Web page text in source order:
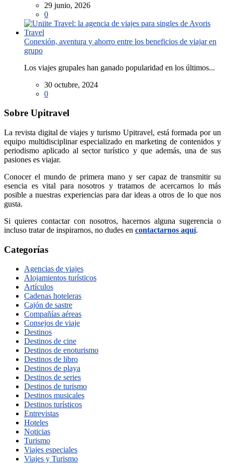
29 junio, 2026
0
Conexión, aventura y ahorro entre los beneficios de viajar en
grupo
Los viajes grupales han ganado popularidad en los últimos...
30 octubre, 2024
0
Sobre Upitravel
La revista digital de viajes y turismo Upitravel, está formada por un
equipo multidisciplinar especializado en marketing de contenidos y
periodismo aplicado al sector turístico y que además, una de sus
pasiones es viajar.
Conocer el mundo de primera mano y ser capaz de transmitir su
esencia es vital para nosotros y tratamos de acercarnos lo más
posible a nuestras experiencias para dar ideas a otros de lo que nos
gusta.
Si quieres contactar con nosotros, hacernos alguna sugerencia o
incluso tratar de inspirarnos, no dudes en contactarnos aquí.
Categorías
Agencias de viajes
Alojamientos turísticos
Artículos
Cadenas hoteleras
Cajón de sastre
Compañías aéreas
Consejos de viaje
Destinos
Destinos de cine
Destinos de enoturismo
Destinos de libro
Destinos de playa
Destinos de series
Destinos de turismo
Destinos musicales
Destinos turísticos
Entrevistas
Hoteles
Noticias
Turismo
Viajes especiales
Viajes y Turismo